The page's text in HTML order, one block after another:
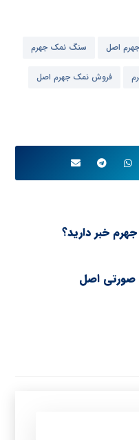
اصل سنگ نمک جهرم
فروش نمک جهرم اصل
خبر دارید؟
اصل